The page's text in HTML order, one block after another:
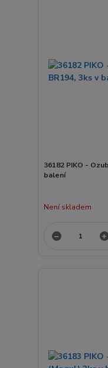
36182 PIKO -
balení
Není skladem